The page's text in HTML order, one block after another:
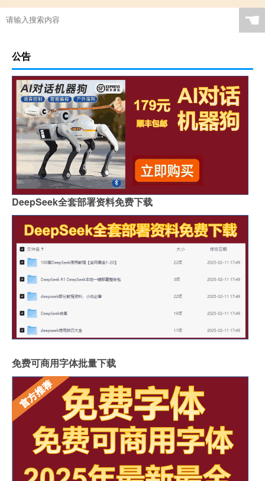
☚
公告
DeepSeek全套部署资料免费下载
免费可商用字体批量下载